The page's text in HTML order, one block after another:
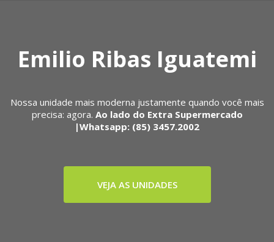
Emilio Ribas Iguatemi
Nossa unidade mais moderna justamente quando você mais
precisa: agora. Ao lado do Extra Supermercado
|Whatsapp: (85) 3457.2002
VEJA AS UNIDADES